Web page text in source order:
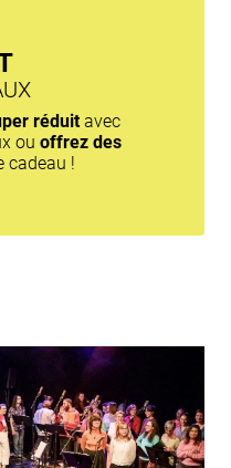
réduitavec
ou offrez des
cadeau !